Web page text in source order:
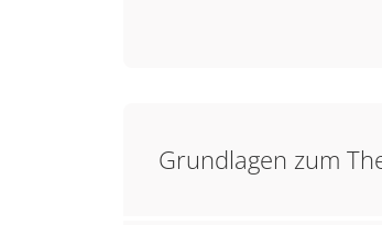
Grundlagen zum